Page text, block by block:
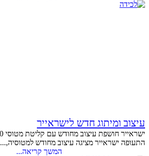
עיצוב ומיתוג חדש לישראייר
התעופה ישראייר מציגה עיצוב מחודש למטוסיה,...
המשך קריאה...